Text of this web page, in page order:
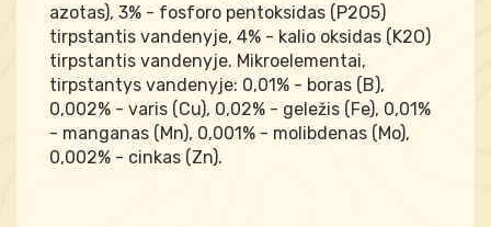
azotas), 3% - fosforo pentoksidas (P2O5)
tirpstantis vandenyje, 4% - kalio oksidas (K2O)
tirpstantis vandenyje. Mikroelementai,
tirpstantys vandenyje: 0,01% - boras (B),
0,002% - varis (Cu), 0,02% - geležis (Fe), 0,01%
- manganas (Mn), 0,001% - molibdenas (Mo),
0,002% - cinkas (Zn).